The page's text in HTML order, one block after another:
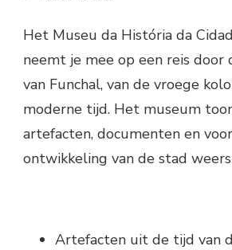
Het Museu da História da
neemt je mee op een reis door
van Funchal, van de vroege
moderne tijd. Het museum
artefacten, documenten en
ontwikkeling van de stad
Artefacten uit de tijd van